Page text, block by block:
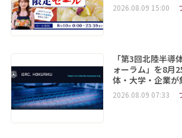
2026.08.09 15:00
「第3回北陸半導
ォーラム」を8月
体・大学・企業が
2026.08.09 07:33